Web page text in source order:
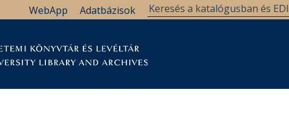
Adatbázisok
WebApp